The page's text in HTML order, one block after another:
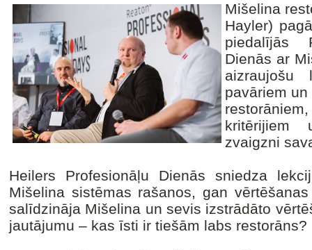
Mišelina
Hayler)
piedalījās
Dienās ar
aizraujošu
pavāriem
kritērijiem
zvaigzni
Heilers Profesionāļu Dienās sniedza
Mišelina sistēmas rašanos, gan
salīdzināja Mišelina un sevis izstrādāto
jautājumu – kas īsti ir tiešām labs restorāns?